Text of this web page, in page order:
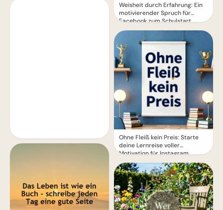
Weisheit durch Erfahrung: Ein
motivierender Spruch für
Facebook zum Schulstart.
Ohne Fleiß kein Preis: Starte
deine Lernreise voller
Motivation für Instagram